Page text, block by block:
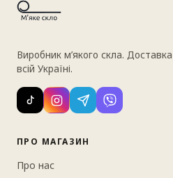
Виробник м’якого скла.
всій Україні.
ПРО МАГАЗИН
Про нас